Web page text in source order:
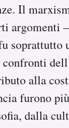
Il
argomenti
soprattutto
alla
furono
dalla